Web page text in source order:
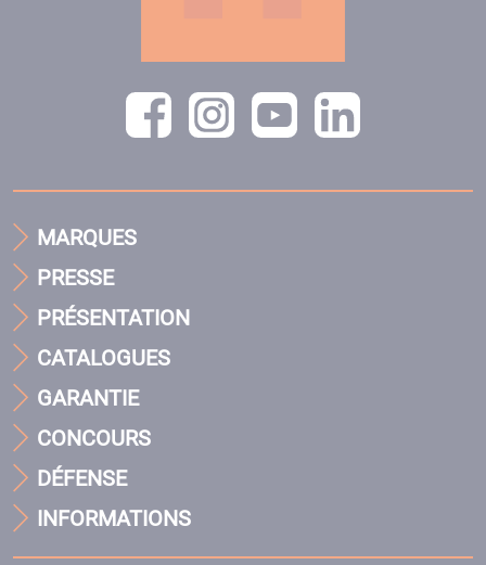
MARQUES
PRESSE
PRÉSENTATION
CATALOGUES
GARANTIE
CONCOURS
DÉFENSE
INFORMATIONS